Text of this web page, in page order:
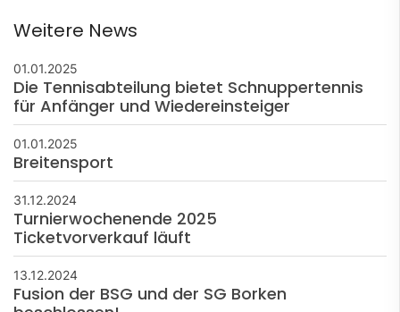
Weitere News
01.01.2025
Die Tennisabteilung bietet Schnuppertennis
für Anfänger und Wiedereinsteiger
01.01.2025
Breitensport
31.12.2024
Turnierwochenende 2025
Ticketvorverkauf läuft
13.12.2024
Fusion der BSG und der SG Borken